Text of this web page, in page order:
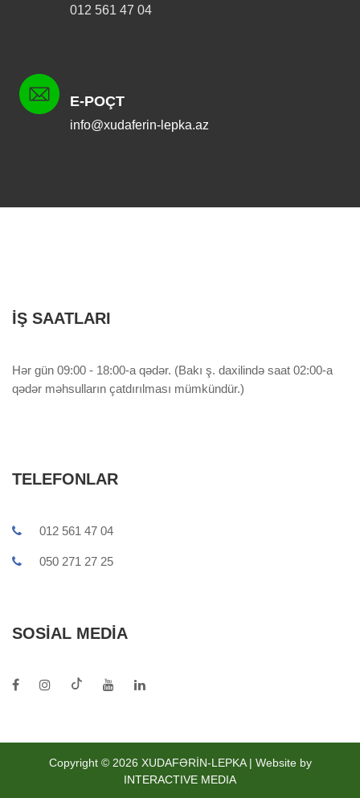
012 561 47 04
E-POÇT
info@xudaferin-lepka.az
İŞ SAATLARI
Hər gün 09:00 - 18:00-a qədər. (Bakı ş. daxilində saat 02:00-a
qədər məhsulların çatdırılması mümkündür.)
TELEFONLAR
012 561 47 04
050 271 27 25
SOSIAL MEDIA
Copyright © 2026 XUDAFƏRİN-LEPKA | Website by
INTERACTIVE MEDIA